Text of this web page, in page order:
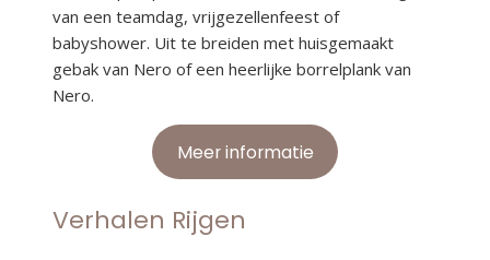
van een teamdag, vrijgezellenfeest of
babyshower. Uit te breiden met huisgemaakt
gebak van Nero of een heerlijke borrelplank van
Nero.
Meer informatie
Verhalen Rijgen